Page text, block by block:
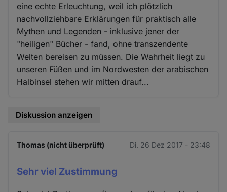
eine echte Erleuchtung, weil ich plötzlich
nachvollziehbare Erklärungen für praktisch alle
Mythen und Legenden - inklusive jener der
"heiligen" Bücher - fand, ohne transzendente
Welten bereisen zu müssen. Die Wahrheit liegt zu
unseren Füßen und im Nordwesten der arabischen
Halbinsel stehen wir mitten drauf...
Diskussion anzeigen
Thomas (nicht überprüft) Di. 26 Dez 2017 - 23:48
Sehr viel Zustimmung